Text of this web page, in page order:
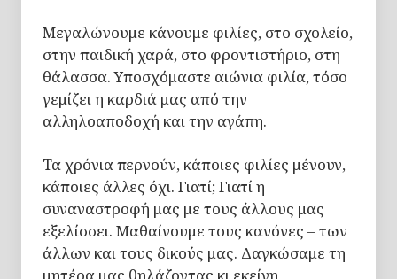
Μεγαλώνουμε κάνουμε φιλίες, στο σχολείο,
στην παιδική χαρά, στο φροντιστήριο, στη
θάλασσα. Υποσχόμαστε αιώνια φιλία, τόσο
γεμίζει η καρδιά μας από την
αλληλοαποδοχή και την αγάπη.
Τα χρόνια περνούν, κάποιες φιλίες μένουν,
κάποιες άλλες όχι. Γιατί; Γιατί η
συναναστροφή μας με τους άλλους μας
εξελίσσει. Μαθαίνουμε τους κανόνες – των
άλλων και τους δικούς μας. Δαγκώσαμε τη
μητέρα μας θηλάζοντας κι εκείνη